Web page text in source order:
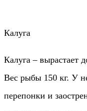
Калуга
Калуга – вырастает
Вес рыбы 150 кг. У
перепонки и